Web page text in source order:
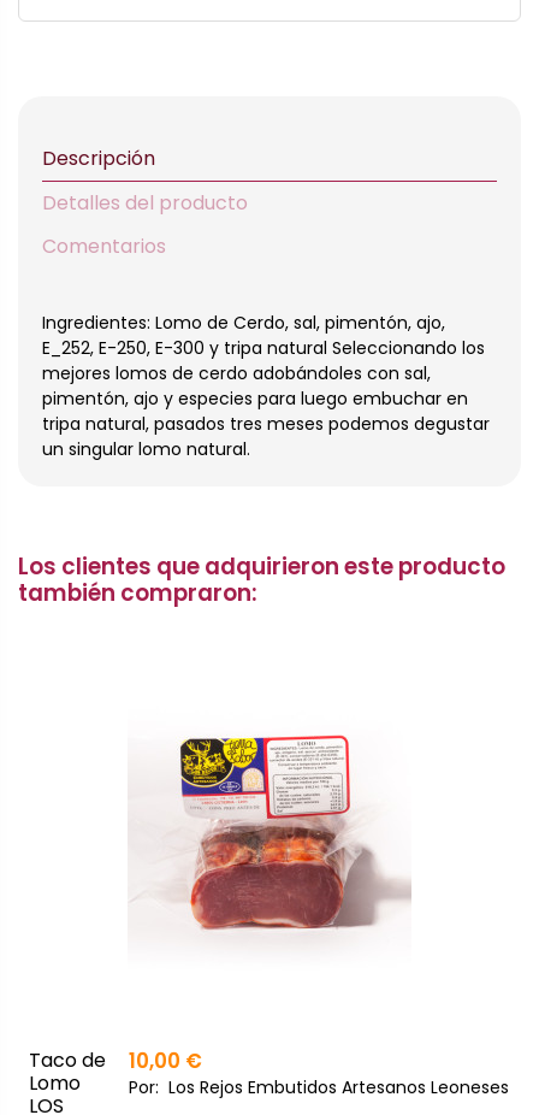
Descripción
Detalles del producto
Comentarios
Ingredientes: Lomo de Cerdo, sal, pimentón, ajo,
E_252, E-250, E-300 y tripa natural Seleccionando los
mejores lomos de cerdo adobándoles con sal,
pimentón, ajo y especies para luego embuchar en
tripa natural, pasados tres meses podemos degustar
un singular lomo natural.
Los clientes que adquirieron este producto
también compraron:
Taco de
Lomo
LOS
10,00 €
Por: Los Rejos Embutidos Artesanos Leoneses